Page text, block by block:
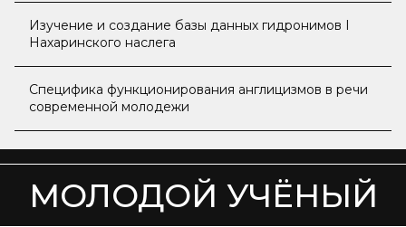
Изучение и создание базы данных гидронимов I
Нахаринского наслега
Специфика функционирования англицизмов в речи
современной молодежи
МОЛОДОЙ УЧЁНЫЙ